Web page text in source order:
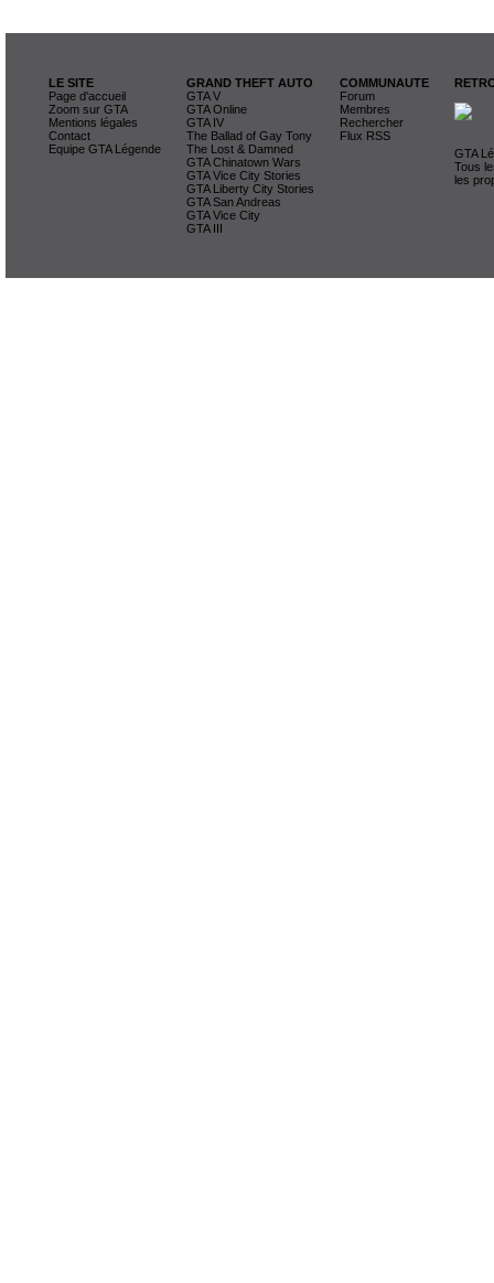
LE SITE
Page d'accueil
Zoom sur GTA
Mentions légales
Contact
Equipe GTA Légende
GRAND THEFT AUTO
GTA V
GTA Online
GTA IV
The Ballad of Gay Tony
The Lost & Damned
GTA Chinatown Wars
GTA Vice City Stories
GTA Liberty City Stories
GTA San Andreas
GTA Vice City
GTA III
COMMUNAUTE
Forum
Membres
Rechercher
Flux RSS
GTA
Tous
les